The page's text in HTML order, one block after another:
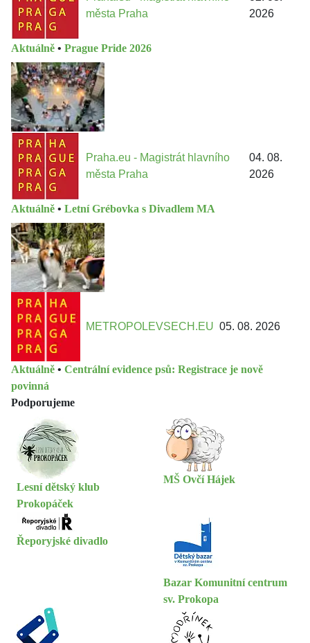
města Praha
2026
Aktuálně • Prague Pride 2026
Praha.eu - Magistrát hlavního
města Praha
04. 08.
2026
Aktuálně • Letní Grébovka s Divadlem MA
METROPOLEVSECH.EU 05. 08. 2026
Aktuálně • Centrální evidence psů: Registrace je nově
povinná
Podporujeme
Lesní dětský klub
Prokopáček
MŠ Ovčí Hájek
Řeporyjské divadlo
Bazar Komunitní centrum
sv. Prokopa